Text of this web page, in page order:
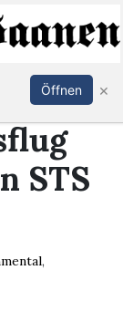
STS
,
Öffnen ×